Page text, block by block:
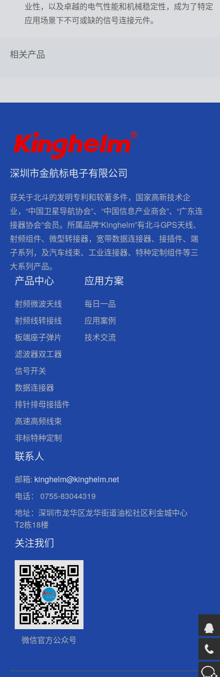
业性，以及卓越的电气性能和机械稳定性，成为了特定
应用场景下不可或缺的信号连接元件。
相关产品
深圳市金航标电子有限公司
获关于北斗的发明专利和软著多件，国家高新技术企
业，“中国卫星导航协会”、“中国信息产业商会”、“广东连
接器协会”会员。所属品牌“Kinghelm”有北斗GPS天线、
射频组件、微型转接器，宽带数据连接器、接插件、端
子系列，及汽车线束、工业连接器、特种定制组件等三
大系列产品。
产品中心
射频微波天线
射频线转接线
板端座子弹片
滤波器双工器
信号开关
数据连接器
排针排母接插件
高速高频线束
非标特种定制
应用方案
每日一品
应用案例
技术交流
联系人
邮箱: kinghelm@kinghelm.net
电话：
0755-83044319
地址：深圳市龙华区龙华街道油松社区利金城中心
T2栋18楼
关注我们
微信官方公众号